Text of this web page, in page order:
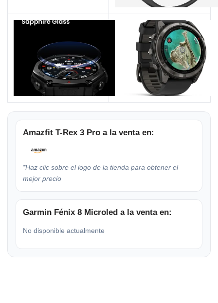
Amazfit T-Rex 3 Pro a la venta en:
*Haz clic sobre el logo de la tienda para obtener el
mejor precio
Garmin Fénix 8 Microled a la venta en:
No disponible actualmente